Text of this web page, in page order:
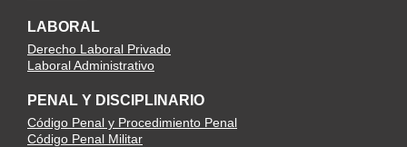
LABORAL
Derecho Laboral Privado
Laboral Administrativo
PENAL Y DISCIPLINARIO
Código Penal y Procedimiento Penal
Código Penal Militar